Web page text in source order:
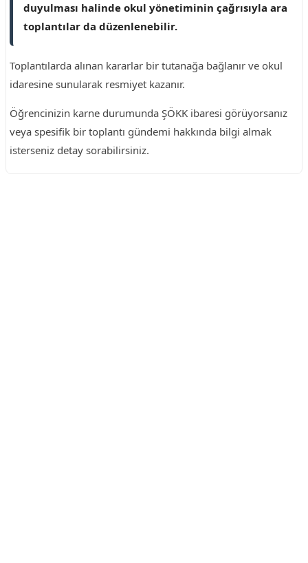
duyulması halinde okul yönetiminin çağrısıyla ara
toplantılar da düzenlenebilir.
Toplantılarda alınan kararlar bir tutanağa bağlanır ve okul
idaresine sunularak resmiyet kazanır.
Öğrencinizin karne durumunda ŞÖKK ibaresi görüyorsanız
veya spesifik bir toplantı gündemi hakkında bilgi almak
isterseniz detay sorabilirsiniz.